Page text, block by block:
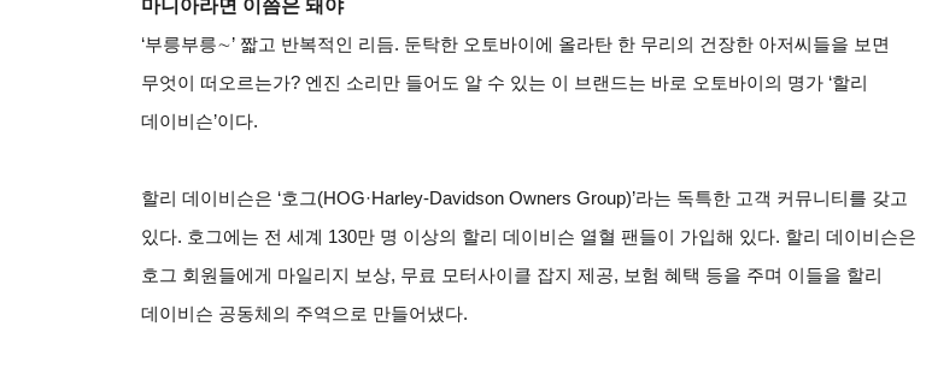
마니아라면 이쯤은 돼야
‘부릉부릉∼’ 짧고 반복적인 리듬. 둔탁한 오토바이에 올라탄 한 무리의 건장한 아저씨들을 보면
무엇이 떠오르는가? 엔진 소리만 들어도 알 수 있는 이 브랜드는 바로 오토바이의 명가 ‘할리
데이비슨’이다.
할리 데이비슨은 ‘호그(HOG·Harley-Davidson Owners Group)’라는 독특한 고객 커뮤니티를 갖고
있다. 호그에는 전 세계 130만 명 이상의 할리 데이비슨 열혈 팬들이 가입해 있다. 할리 데이비슨은
호그 회원들에게 마일리지 보상, 무료 모터사이클 잡지 제공, 보험 혜택 등을 주며 이들을 할리
데이비슨 공동체의 주역으로 만들어냈다.